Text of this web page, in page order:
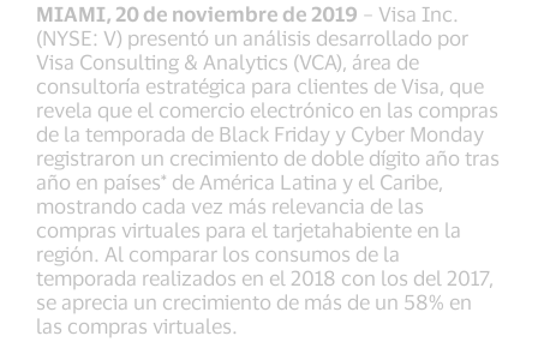
MIAMI, 20 de noviembre de 2019 – Visa Inc.
(NYSE: V) presentó un análisis desarrollado por
Visa Consulting & Analytics (VCA), área de
consultoría estratégica para clientes de Visa, que
revela que el comercio electrónico en las compras
de la temporada de Black Friday y Cyber Monday
registraron un crecimiento de doble dígito año tras
año en países* de América Latina y el Caribe,
mostrando cada vez más relevancia de las
compras virtuales para el tarjetahabiente en la
región. Al comparar los consumos de la
temporada realizados en el 2018 con los del 2017,
se aprecia un crecimiento de más de un 58% en
las compras virtuales.